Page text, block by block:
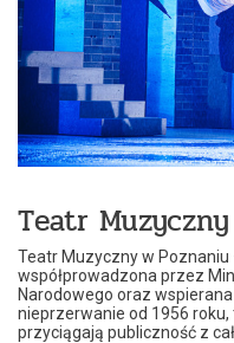
Teatr
Teatr Muzyczny w
współprowadzona przez
Narodowego oraz
nieprzerwanie od 1956
przyciągają publiczność z